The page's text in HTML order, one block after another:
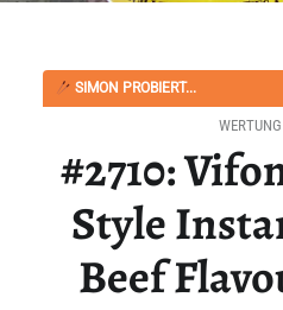
SIMON PROBIERT...
#2710:
Style
Beef